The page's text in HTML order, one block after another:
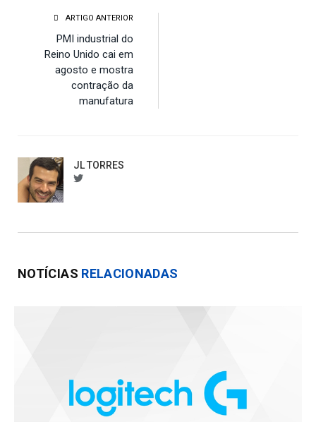
ARTIGO ANTERIOR
PMI industrial do
Reino Unido cai em
agosto e mostra
contração da
manufatura
JL TORRES
btorres
NOTÍCIAS RELACIONADAS